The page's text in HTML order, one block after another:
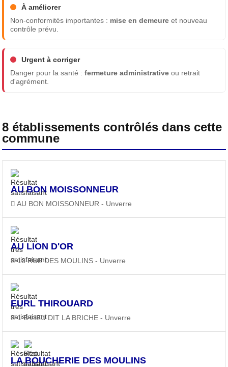
À améliorer
Non-conformités importantes : mise en demeure et nouveau
contrôle prévu.
Urgent à corriger
Danger pour la santé :fermeture administrative ou retrait
d'agrément.
8 établissements contrôlés dans cette
commune
AU BON MOISSONNEUR
AU BON MOISSONNEUR - Unverre
AU LION D'OR
13 RUE DES MOULINS - Unverre
EURL THIROUARD
1 B LIEU DIT LA BRICHE - Unverre
LA BOUCHERIE DES MOULINS